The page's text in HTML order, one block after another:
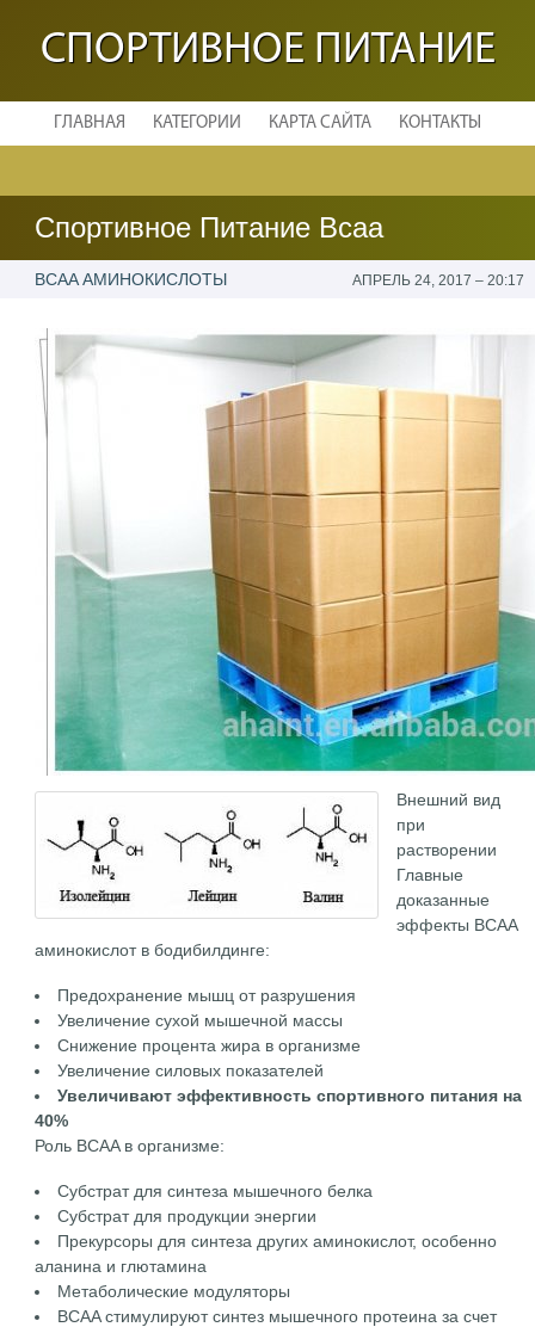
СПОРТИВНОЕ ПИТАНИЕ
ГЛАВНАЯ КАТЕГОРИИ КАРТА САЙТА КОНТАКТЫ
Спортивное Питание Bcaa
BCAA АМИНОКИСЛОТЫ АПРЕЛЬ 24, 2017 – 20:17
Внешний вид
при
растворении
Главные
доказанные
эффекты BCAA
аминокислот в бодибилдинге:
Предохранение мышц от разрушения
Увеличение сухой мышечной массы
Снижение процента жира в организме
Увеличение силовых показателей
Увеличивают эффективность спортивного питания на
40%
Роль BCAA в организме:
Субстрат для синтеза мышечного белка
Субстрат для продукции энергии
Прекурсоры для синтеза других аминокислот, особенно
аланина и глютамина
Метаболические модуляторы
BCAA стимулируют синтез мышечного протеина за счет